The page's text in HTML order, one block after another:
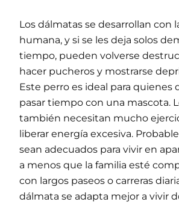
Los dálmatas se desarrollan con
humana, y si se les deja solos
tiempo, pueden volverse
hacer pucheros y mostrarse
Este perro es ideal para quienes
pasar tiempo con una mascota.
también necesitan mucho
liberar energía excesiva.
sean adecuados para vivir en
a menos que la familia esté
con largos paseos o carreras
dálmata se adapta mejor a vivir